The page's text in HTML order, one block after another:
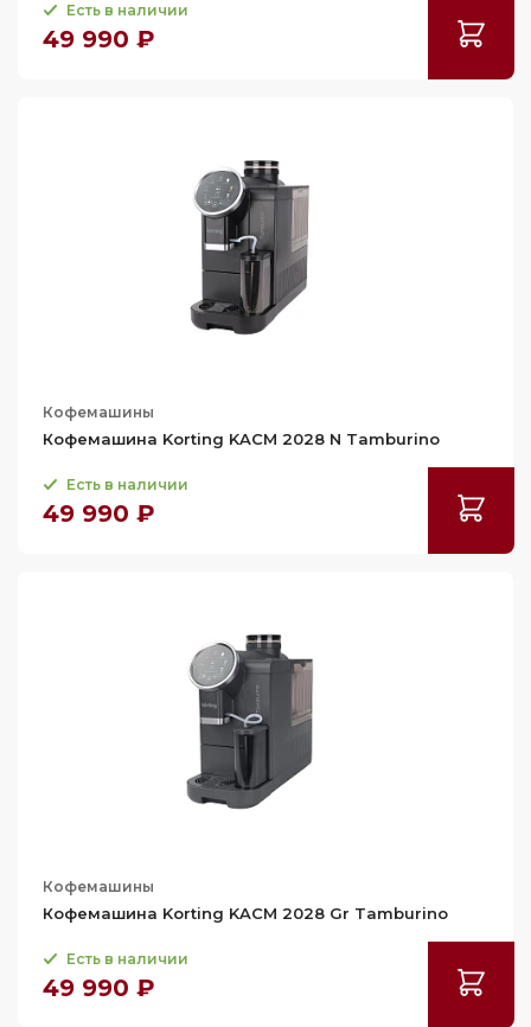
Есть в наличии
49 990 ₽
Кофемашины
Кофемашина Korting KACM 2028 N Tamburino
Есть в наличии
49 990 ₽
Кофемашины
Кофемашина Korting KACM 2028 Gr Tamburino
Есть в наличии
49 990 ₽